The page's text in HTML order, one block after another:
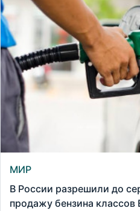
МИР
В России разрешили до
продажу бензина